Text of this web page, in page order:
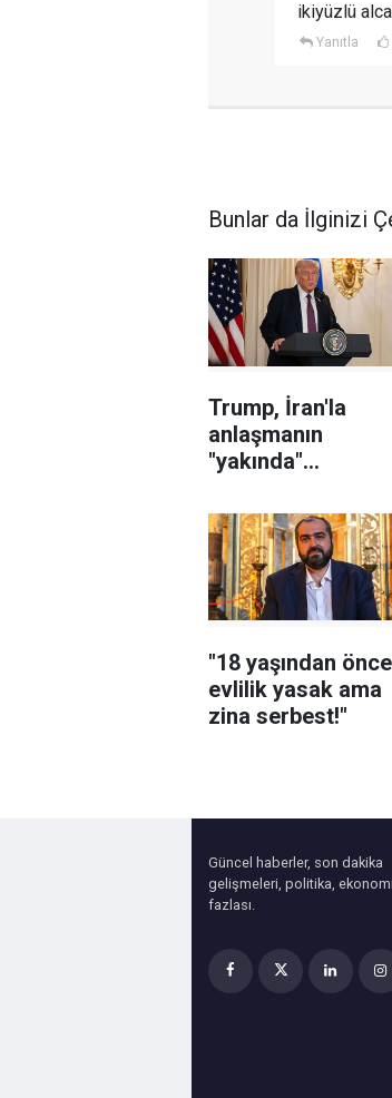
ikiyüzlü
Yanıtla
Bunlar da İlginizi
Trump, İran'la
anlaşmanın
"yakında"
söyledi
"18 yaşından önce
evlilik yasak ama
zina serbest!"
Güncel haberler, son dakika
gelişmeleri, politika,
fazlası.